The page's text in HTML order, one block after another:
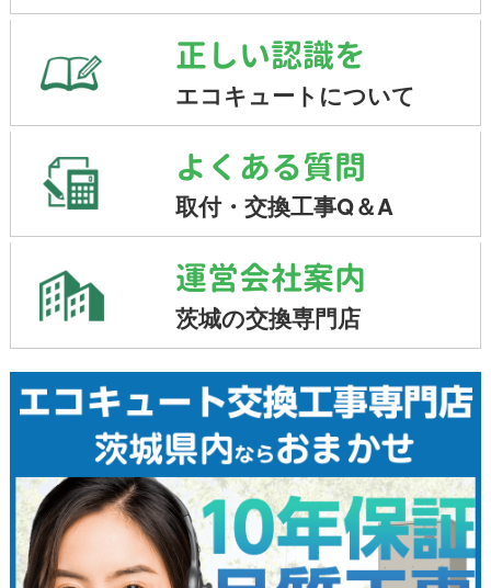
正しい認識を
エコキュートについて
よくある質問
取付・交換工事Q＆A
運営会社案内
茨城の交換専門店